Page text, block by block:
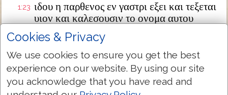
1:23 ιδου η παρθενος εν γαστρι εξει και τεξεται
υιον και καλεσουσιν το ονομα αυτου
εμμανουηλ ο εστιν μεθερμηνευομενον μεθ
ημων ο θεος
1:24 διεγερθεις δε ο ιωσηφ απο του υπνου
εποιησεν ως προσεταξεν αυτω ο αγγελος
κυριου και παρελαβεν την γυναικα αυτου
Cookies & Privacy
We use cookies to ensure you get the best
experience on our website. By using our site
you acknowledge that you have read and